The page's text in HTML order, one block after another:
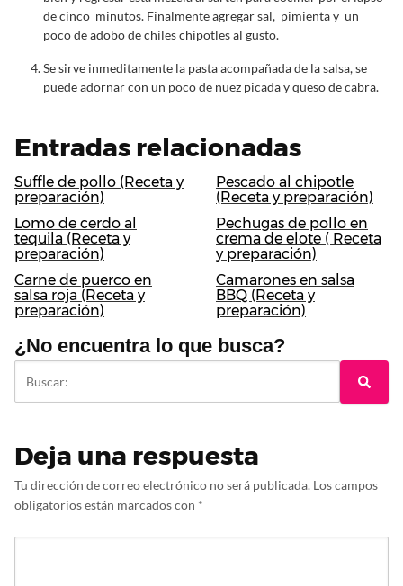
de cinco minutos. Finalmente agregar sal, pimienta y un
poco de adobo de chiles chipotles al gusto.
Se sirve inmeditamente la pasta acompañada de la salsa, se
puede adornar con un poco de nuez picada y queso de cabra.
Entradas relacionadas
Suffle de pollo (Receta y
preparación)
Pescado al chipotle
(Receta y preparación)
Lomo de cerdo al
tequila (Receta y
preparación)
Pechugas de pollo en
crema de elote ( Receta
y preparación)
Carne de puerco en
salsa roja (Receta y
preparación)
Camarones en salsa
BBQ (Receta y
preparación)
¿No encuentra lo que busca?
Deja una respuesta
Tu dirección de correo electrónico no será publicada. Los campos
obligatorios están marcados con *